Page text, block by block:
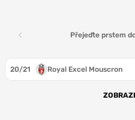
Přejeďte prstem
20/21 Royal Excel Mouscron